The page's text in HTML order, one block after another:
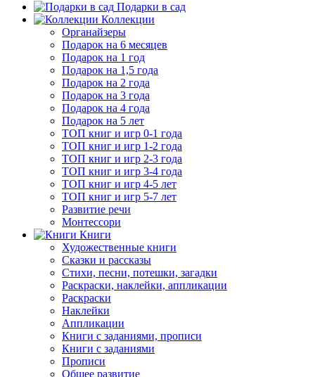
Подарки в сад
Коллекции
Органайзеры
Подарок на 6 месяцев
Подарок на 1 год
Подарок на 1,5 года
Подарок на 2 года
Подарок на 3 года
Подарок на 4 года
Подарок на 5 лет
ТОП книг и игр 0-1 года
ТОП книг и игр 1-2 года
ТОП книг и игр 2-3 года
ТОП книг и игр 3-4 года
ТОП книг и игр 4-5 лет
ТОП книг и игр 5-7 лет
Развитие речи
Монтессори
Книги
Художественные книги
Сказки и рассказы
Стихи, песни, потешки, загадки
Раскраски, наклейки, аппликации
Раскраски
Наклейки
Аппликации
Книги с заданиями, прописи
Книги с заданиями
Прописи
Общее развитие